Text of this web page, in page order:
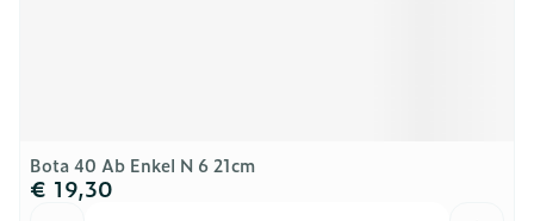
Bota 40 Ab Enkel N 6 21cm
€ 19,30